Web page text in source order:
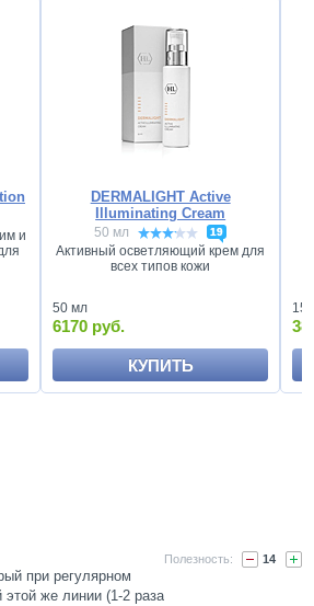
и
DERMALIGHT Active
Illuminating Cream
50 мл 19
Активный осветляющий крем для
всех типов кожи
50 мл
6170 руб.
КУПИТЬ
15
14
при регулярном
этой же линии (1-2 раза